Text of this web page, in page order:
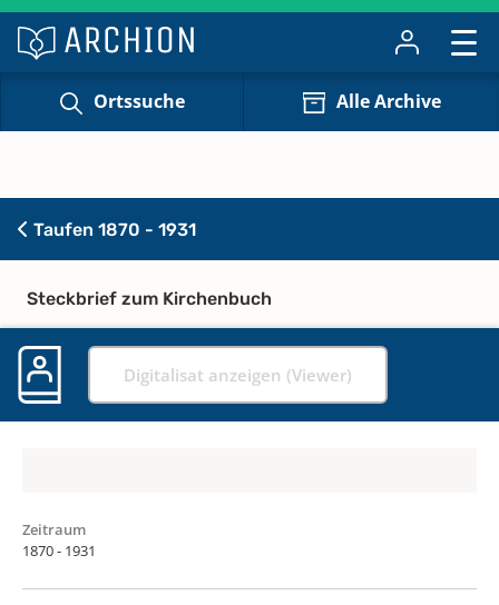
Ortssuche Alle Archive
Taufen 1870 - 1931
Steckbrief zum Kirchenbuch
Digitalisat anzeigen (Viewer)
Zeitraum
1870 - 1931